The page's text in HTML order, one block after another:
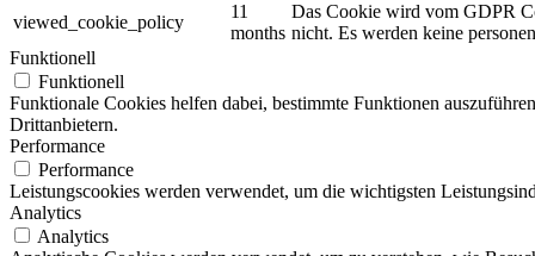
viewed_cookie_policy
11
months
Das Cookie wird vom GDPR
nicht. Es werden keine
Funktionell
Funktionell
Funktionale Cookies helfen dabei, bestimmte Funktionen
Drittanbietern.
Performance
Performance
Leistungscookies werden verwendet, um die wichtigsten
Analytics
Analytics